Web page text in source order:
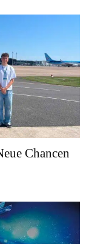
Chancen